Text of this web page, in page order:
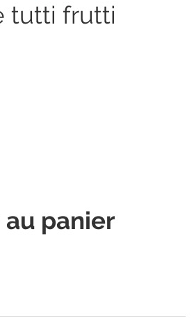
tutti frutti
panier